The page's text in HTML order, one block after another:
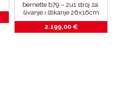
bernette b79 – 2u1 stroj za
šivanje i štikanje 26x16cm
2.199,00 €